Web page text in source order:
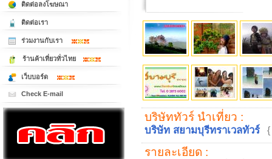
บริษัททัวร์ นำเที่ยว :
บริษัท สยามบุรีทราเวลทัวร์ {
รายละเอียด :
ติดต่อลงโฆษณา
ติดต่อเรา
ร่วมงานกับเรา
ร้านค้าเที่ยวทั่วไทย
เว็บบอร์ด
Check E-mail